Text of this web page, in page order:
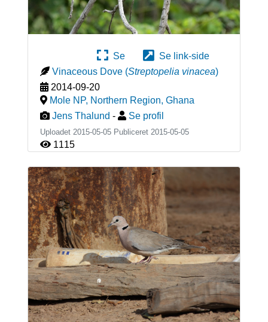
Se
Se link-side
Vinaceous Dove (Streptopelia vinacea)
2014-09-20
Mole NP, Northern Region, Ghana
Jens Thalund - Se profil
Uploadet 2015-05-05 Publiceret 2015-05-05
1115